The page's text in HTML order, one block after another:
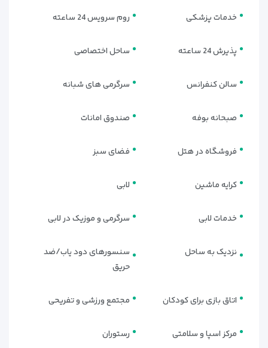
محبوب‌ترین انتخاب مسافران
بالکن خصوصی، از پرطرفدارترین واحدهای هتل هستند.
این اتاق‌ها هم فضای راحتی دارند، هم امکانات کامل برای اقامتی
بدون کم‌وکاست.
امکانات برجسته:
اینترنت پرسرعت
راحتی بیشتر، فضای بازتر
خدمات پزشکی روم سرویس 24 ساعته
پذیرش 24 ساعته ساحل اختصاصی
سالن کنفرانس سرگرمی های شبانه
صبحانه بوفه صندوق امانات
فروشگاه در هتل فضای سبز
کرایه ماشین لابی
خدمات لابی سرگرمی و موزیک در لابی
نزدیک به ساحل
سنسورهای دود یاب/ضد
حریق
اتاق بازی برای کودکان مجتمع ورزشی و تفریحی
مرکز اسپا و سلامتی رستوران